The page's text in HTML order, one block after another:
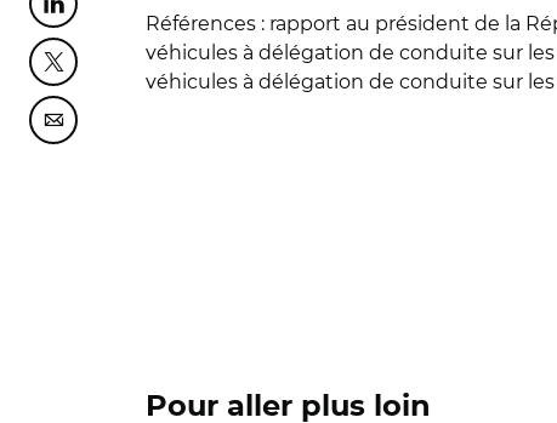
Partager cette page sur Linkedin
Partager cette page sur Twitter
Partager cette page sur Courriel
Références : rapport au président de la
véhicules à délégation de conduite sur
véhicules à délégation de conduite sur
Pour aller plus loin